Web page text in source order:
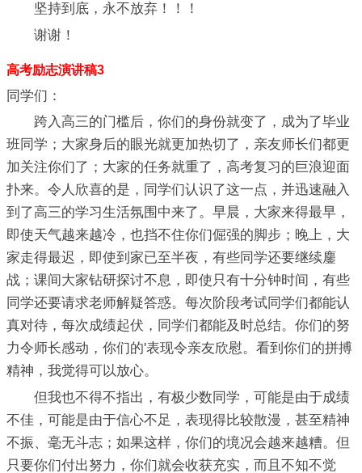
坚持到底，永不放弃！！！
谢谢！
高考励志演讲稿3
同学们：
跨入高三的门槛后，你们的身份就变了，成为了毕业
班同学；大家身后的眼光就更加热切了，亲友师长们都更
加关注你们了；大家的任务就重了，高考复习的巨浪迎面
扑来。令人欣喜的是，同学们认识了这一点，并迅速融入
到了高三的学习生活氛围中来了。早晨，大家来得最早，
即使天气越来越冷，也挡不住你们倔强的脚步；晚上，大
家走得最迟，即使到家已至半夜，有些同学还要继续鏖
战；课间大家钻研探讨不息，即使只有十分钟时间，有些
同学还要请求老师解疑答惑。每次阶段考试同学们都能认
真对待，每次成绩起伏，同学们都能及时总结。你们的努
力令师长感动，你们的'表现令亲友欣慰。看到你们的拼搏
精神，我觉得可以放心。
但我也不得不指出，有极少数同学，可能是由于成绩
不佳，可能是由于信心不足，表现得比较散漫，甚至精神
不振、毫无斗志；如果这样，你们的境况会越来越糟。但
只要你们付出努力，你们就会收获充实，而且不知不觉